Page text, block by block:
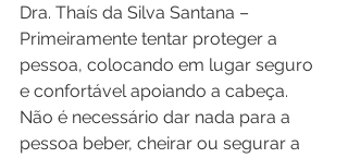
Dra. Thaís da Silva Santana –
Primeiramente tentar proteger a
pessoa, colocando em lugar seguro
e confortável apoiando a cabeça.
Não é necessário dar nada para a
pessoa beber, cheirar ou segurar a